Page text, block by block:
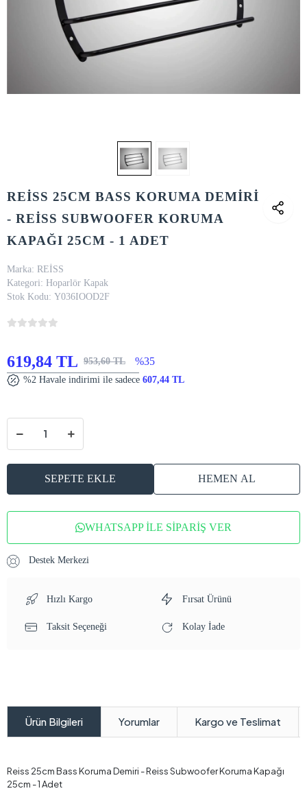
REİSS 25CM BASS KORUMA DEMİRİ
- REİSS SUBWOOFER KORUMA
KAPAĞI 25CM - 1 ADET
Marka: REİSS
Kategori: Hoparlör Kapak
Stok Kodu: Y036IOOD2F
619,84 TL 953,60 TL %35
%2 Havale indirimi ile sadece 607,44 TL
SEPETE EKLE HEMEN AL
WHATSAPP İLE SİPARİŞ VER
Destek Merkezi
Hızlı Kargo Fırsat Ürünü
Taksit Seçeneği Kolay İade
Ürün Bilgileri Yorumlar Kargo ve Teslimat
Reiss 25cm Bass Koruma Demiri - Reiss Subwoofer Koruma Kapağı
25cm - 1 Adet